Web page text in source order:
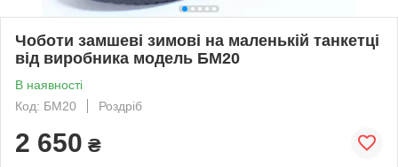
Чоботи замшеві зимові на маленькій танкетці
від виробника модель БМ20
В наявності
Код: БМ20
Роздріб
2 650 ₴